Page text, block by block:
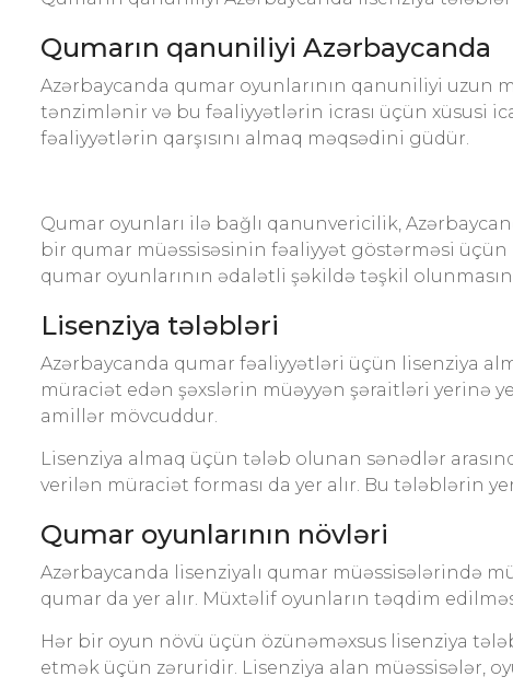
Qumarın qanuniliyi Azərbaycanda
Azərbaycanda qumar oyunlarının qanuniliyi
tənzimlənir və bu fəaliyyətlərin icrası üçün xüsusi
fəaliyyətlərin qarşısını almaq məqsədini güdür.
Qumar oyunları ilə bağlı qanunvericilik,
bir qumar müəssisəsinin fəaliyyət göstərməsi
qumar oyunlarının ədalətli şəkildə təşkil
Lisenziya tələbləri
Azərbaycanda qumar fəaliyyətləri üçün lisenziya
müraciət edən şəxslərin müəyyən şəraitləri yerinə
amillər mövcuddur.
Lisenziya almaq üçün tələb olunan sənədlər
verilən müraciət forması da yer alır. Bu tələblərin
Qumar oyunlarının növləri
Azərbaycanda lisenziyalı qumar müəssisələrində
qumar da yer alır. Müxtəlif oyunların təqdim
Hər bir oyun növü üçün özünəməxsus lisenziya
etmək üçün zəruridir. Lisenziya alan müəssisələr,